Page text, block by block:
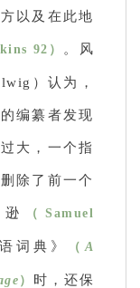
以及在此地
92） 。 风
）认为，
编纂者发现
大，一个指
除了前一个
（Samuel
词典》 （ A
） 时，还保